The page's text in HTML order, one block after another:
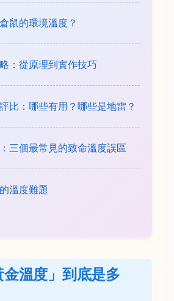
鼠的環境溫度？
：從原理到實作技巧
比：哪些有用？哪些是地雷？
三個最常見的致命溫度誤區
溫度難題
溫度」到底是多